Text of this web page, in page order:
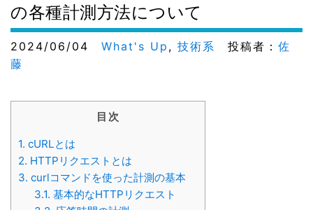
の各種計測方法について
2024/06/04 What's Up , 技術系 投稿者： 佐
藤
目次
1. cURLとは
2. HTTPリクエストとは
3. curlコマンドを使った計測の基本
3.1. 基本的なHTTPリクエスト